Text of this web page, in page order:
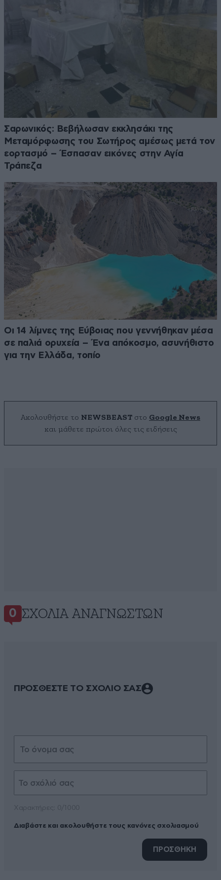
Σαρωνικός: Βεβήλωσαν εκκλησάκι της
Μεταμόρφωσης του Σωτήρος αμέσως μετά τον
εορτασμό – Έσπασαν εικόνες στην Αγία
Τράπεζα
Οι 14 λίμνες της Εύβοιας που γεννήθηκαν μέσα
σε παλιά ορυχεία – Ένα απόκοσμο, ασυνήθιστο
για την Ελλάδα, τοπίο
Ακολουθήστε το NEWSBEAST στο Google News
και μάθετε πρώτοι όλες τις ειδήσεις
0 ΣΧΌΛΙΑ ΑΝΑΓΝΩΣΤΏΝ
ΠΡΟΣΘΕΣΤΕ ΤΟ ΣΧΟΛΙΟ ΣΑΣ
Διαβάστε και ακολουθήστε τους κανόνες σχολιασμού
ΠΡΟΣΘΗΚΗ